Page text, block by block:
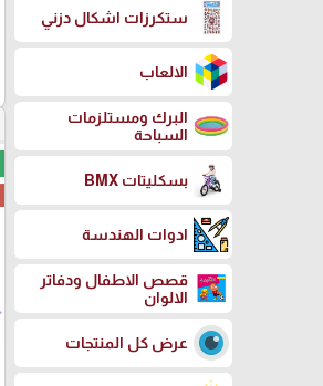
ستكرزات اشكال دزني
الالعاب
البرك ومستلزمات
السباحة
بسكليتات BMX
ادوات الهندسة
قصص الاطفال ودفاتر
الالوان
عرض كل المنتجات